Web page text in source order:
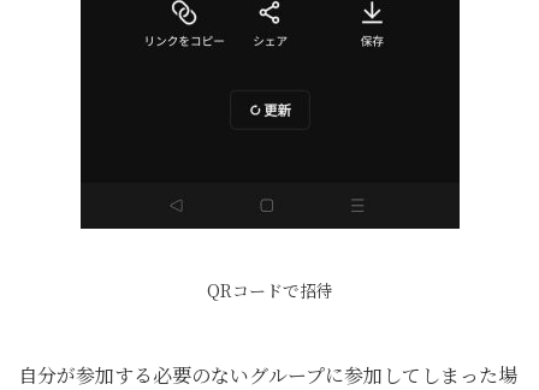
QRコードで招待
自分が参加する必要のないグループに参加してしまった場